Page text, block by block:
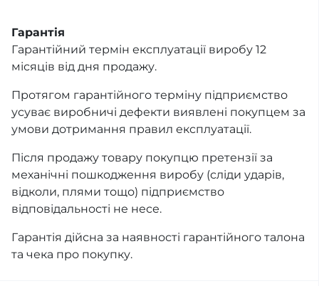
Гарантія
Гарантійний термін експлуатації виробу 12
місяців від дня продажу.
Протягом гарантійного терміну підприємство
усуває виробничі дефекти виявлені покупцем за
умови дотримання правил експлуатації.
Після продажу товару покупцю претензії за
механічні пошкодження виробу (сліди ударів,
відколи, плями тощо) підприємство
відповідальності не несе.
Гарантія дійсна за наявності гарантійного талона
та чека про покупку.